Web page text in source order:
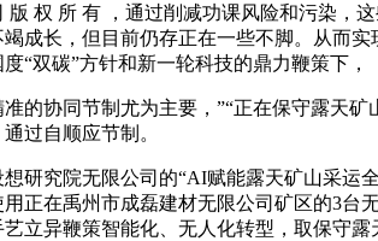
版 权 所 有 ，通过削减功课风险和污染，
成长，但目前仍存正在一些不脚。从而
“双碳”方针和新一轮科技的鼎力鞭策下，
协同节制尤为主要，”“正在保守露天矿
过自顺应节制。
究院无限公司的“AI赋能露天矿山采运
正在禹州市成磊建材无限公司矿区的3
立异鞭策智能化、无人化转型，取保守